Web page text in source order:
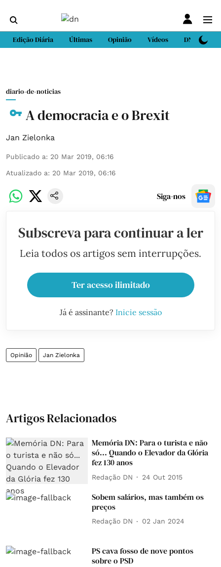
Edição Diária Últimas Opinião Vídeos DN Sport
diario-de-noticias
A democracia e o Brexit
Jan Zielonka
Publicado a: 20 Mar 2019, 06:16
Atualizado a: 20 Mar 2019, 06:16
Siga-nos
Subscreva para continuar a ler
Leia todos os artigos sem interrupções.
Ter acesso ilimitado
Já é assinante? Inicie sessão
Opinião Jan Zielonka
Artigos Relacionados
Memória DN: Para o turista e não
só... Quando o Elevador da Glória
fez 130 anos
Redação DN 24 Out 2015
Sobem salários, mas também os
preços
Redação DN 02 Jan 2024
PS cava fosso de nove pontos
sobre o PSD